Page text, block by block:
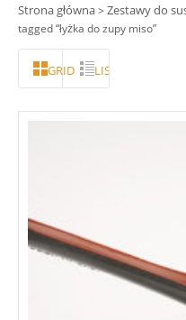
Strona główna> Zestawy do
tagged “łyżka do zupy miso”
GRID LISTA